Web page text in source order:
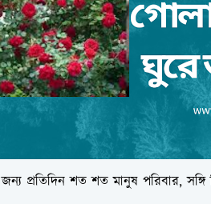
প্রতিদিন শত শত মানুষ পরিবার,